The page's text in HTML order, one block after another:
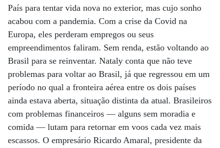
País para tentar vida nova no exterior, mas cujo sonho
acabou com a pandemia. Com a crise da Covid na
Europa, eles perderam empregos ou seus
empreendimentos faliram. Sem renda, estão voltando ao
Brasil para se reinventar. Nataly conta que não teve
problemas para voltar ao Brasil, já que regressou em um
período no qual a fronteira aérea entre os dois países
ainda estava aberta, situação distinta da atual. Brasileiros
com problemas financeiros — alguns sem moradia e
comida — lutam para retornar em voos cada vez mais
escassos. O empresário Ricardo Amaral, presidente da